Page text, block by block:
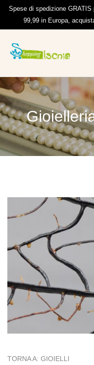
Spese di spedizione
99,99 in Europa,
TORNA A: GIOIELLI